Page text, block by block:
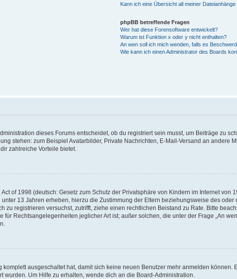
Kann ich eine Übersicht all meiner Dateianhänge
phpBB betreffende Fragen
Wer hat diese Forensoftware entwickelt?
Warum ist Funktion x oder y nicht enthalten?
An wen soll ich mich wenden, falls es
Wie kann ich einen Administrator des Boards
dieses Forums entscheidet, ob du registriert sein musst, um Beiträge zu
stehen: zum Beispiel Avatarbilder, Private Nachrichten, E-Mail-Versand an andere
zahlreiche Vorteile bietet.
of 1998 (deutsch: Gesetz zum Schutz der Privatsphäre von Kindern im Internet von
13 Jahren erheben, hierzu die Zustimmung der Eltern beziehungsweise des
zu registrieren versuchst, zutrifft, ziehe einen rechtlichen Beistand zu Rate. Bitte
Rechtsangelegenheiten jeglicher Art ist; außer solchen, die unter der Frage „An
ausgeschaltet hat, damit sich keine neuen Benutzer mehr anmelden können.
Um Hilfe zu erhalten, wende dich an die Board-Administration.